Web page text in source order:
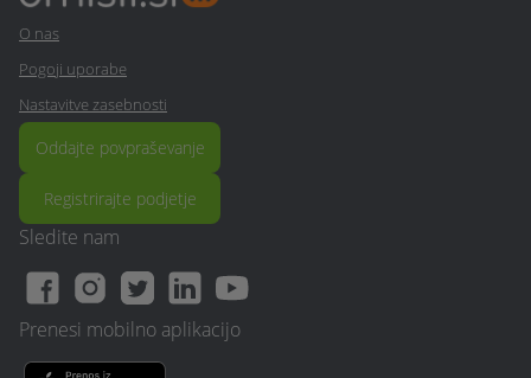
Žetale, Žiri, Žirovnica, Žužemberk
O nas
Pogoji uporabe
Nastavitve zasebnosti
Oddajte povpraševanje
Registrirajte podjetje
Sledite nam
Prenesi mobilno aplikacijo